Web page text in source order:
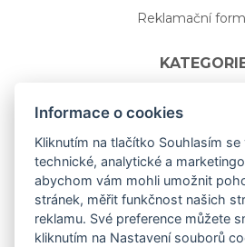
Reklamační
Nápojové sklo
Bydlení
Dárkový poukaz
Mystery box
Kolekce
NOVÁ rozkvetlá
Informace o cookies
Kliknutím na tlačítko Souhlasím
technické, analytické a
abychom vám mohli umožnit
stránek, měřit funkčnost našich
reklamu. Své preference můžete
kliknutím na Nastavení souborů